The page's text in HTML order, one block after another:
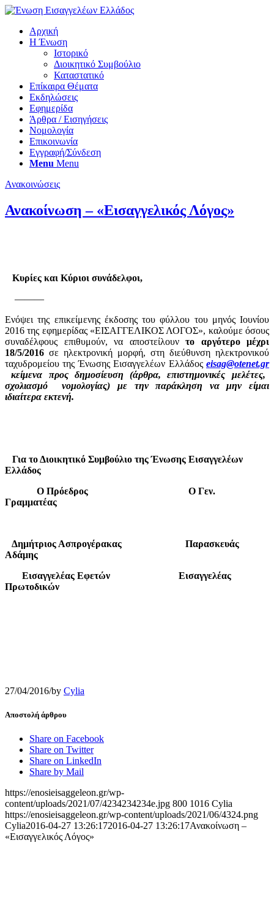
Αρχική
Η Ένωση
Ιστορικό
Διοικητικό Συμβούλιο
Καταστατικό
Επίκαιρα Θέματα
Εκδηλώσεις
Εφημερίδα
Άρθρα / Εισηγήσεις
Νομολογία
Επικοινωνία
Εγγραφή/Σύνδεση
Menu Menu
Ανακοινώσεις
Ανακοίνωση – «Εισαγγελικός Λόγος»
Κυρίες και Κύριοι συνάδελφοι,
———
Ενόψει της επικείμενης έκδοσης του φύλλου του μηνός Ιουνίου
2016 της εφημερίδας «ΕΙΣΑΓΓΕΛΙΚΟΣ ΛΟΓΟΣ», καλούμε όσους
συναδέλφους επιθυμούν, να αποστείλουν το αργότερο μέχρι
18/5/2016 σε ηλεκτρονική μορφή, στη διεύθυνση ηλεκτρονικού
ταχυδρομείου της Ένωσης Εισαγγελέων Ελλάδος eisag@otenet.gr
κείμενα προς δημοσίευση (άρθρα, επιστημονικές μελέτες,
σχολιασμό νομολογίας) με την παράκληση να μην είμαι
ιδιαίτερα εκτενή.
Για το Διοικητικό Συμβούλιο της Ένωσης Εισαγγελέων
Ελλάδος
Ο Πρόεδρος O Γεν.
Γραμματέας
Δημήτριος Ασπρογέρακας Παρασκευάς
Αδάμης
Εισαγγελέας Εφετών Εισαγγελέας
Πρωτοδικών
27/04/2016/by Cylia
Αποστολή άρθρου
Share on Facebook
Share on Twitter
Share on LinkedIn
Share by Mail
https://enosieisaggeleon.gr/wp-
content/uploads/2021/07/4234234234e.jpg 800 1016 Cylia
https://enosieisaggeleon.gr/wp-content/uploads/2021/06/4324.png
Cylia2016-04-27 13:26:172016-04-27 13:26:17Ανακοίνωση –
«Εισαγγελικός Λόγος»